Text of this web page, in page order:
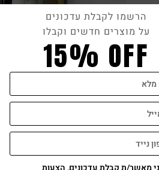
הרשמו לקבלת עדכונים
על מוצרים חדשים וקבלו
15% OFF